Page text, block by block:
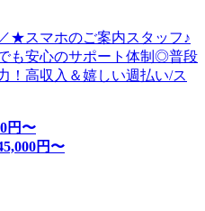
★スマホのご案内スタッフ♪
も安心のサポート体制◎普段
！高収入＆嬉しい週払い/ス
円〜
円〜